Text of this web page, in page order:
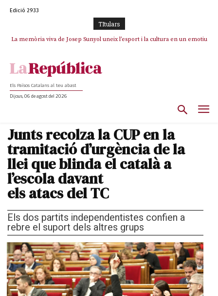
Edició 2933
TItulars
La memòria viva de Josep Sunyol uneix l’esport i la cultura en un emotiu
La “dignitat” a mitges de Marc Puigtió: renuncia a Girona pels àudios però
Els Països Catalans al teu abast
Dijous, 06 de agost del 2026
Junts recolza la CUP en la
tramitació d’urgència de la
llei que blinda el català a
l’escola davant
els atacs del TC
Els dos partits independentistes confien a
rebre el suport dels altres grups